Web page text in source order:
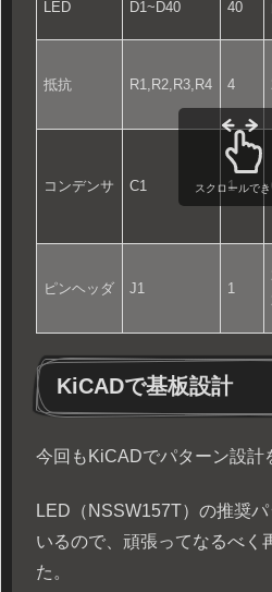
LED D1~D40 40
抵抗 R1,R2,R3,R4 4
コンデンサ C1 1
ピンヘッダ J1 1
スクロールで
KiCADで基板設計
今回もKiCADでパターン設計
LED（NSSW157T）の推奨
いるので、頑張ってなるべく
た。